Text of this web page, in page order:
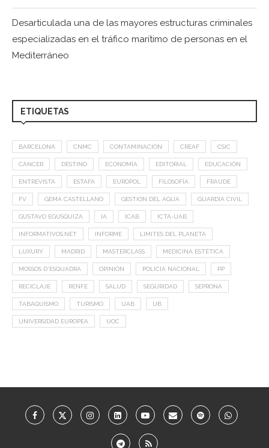
Desarticulada una de las mayores estructuras criminales
especializadas en el tráfico marítimo de personas en el
Mediterráneo
ETIQUETAS
BARCELONA CNMC CONTAMINACIÓN CREAF CSIC
CÁNCER DESTINO ECONOMÍA EDITORIAL EDUCACIÓN
ENTREVISTA ESTAFA EUROPOL FILOSOFÍA FRAUDE
FV GEMA CASTELLANO GESTION DEL AGUA GUARDIA CIVIL
GUSTAVO EGUSQUIZA IA ICAB ICTA-UAB
INFORMATIVOS.NET INFORME LIMITES DEL PLANETA
LUXURY MADRID MASTERCLASS MEDICINA ESTÉTICA
MOSSOS D'ESQUADRA OPINIÓN POLICÍA NACIONAL PP
RECICLAJE RENFE SALUD SEGURIDAD SEPRONA
TABAQUISMO TURISMO UAB UB
UNIVERSIDAD EUROPEA UOC